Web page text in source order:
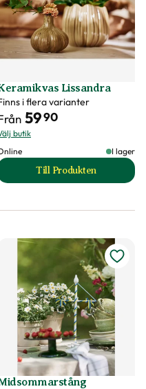
produktsida
Lissandra
i flera varianter
5990
butik
I lager
Till Produkten
till Keramikvas